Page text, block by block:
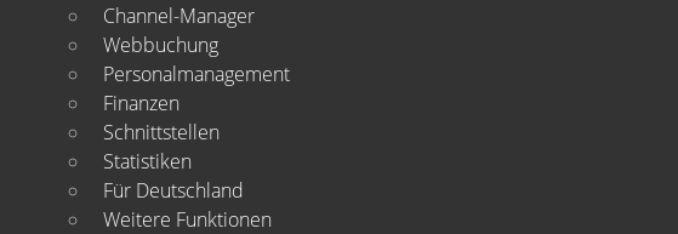
Channel-Manager
Webbuchung
Personalmanagement
Finanzen
Schnittstellen
Statistiken
Für Deutschland
Weitere Funktionen